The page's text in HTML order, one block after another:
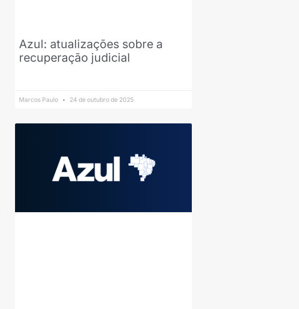
Azul: atualizações sobre a
recuperação judicial
Marcos Paulo 24 de outubro de 2025